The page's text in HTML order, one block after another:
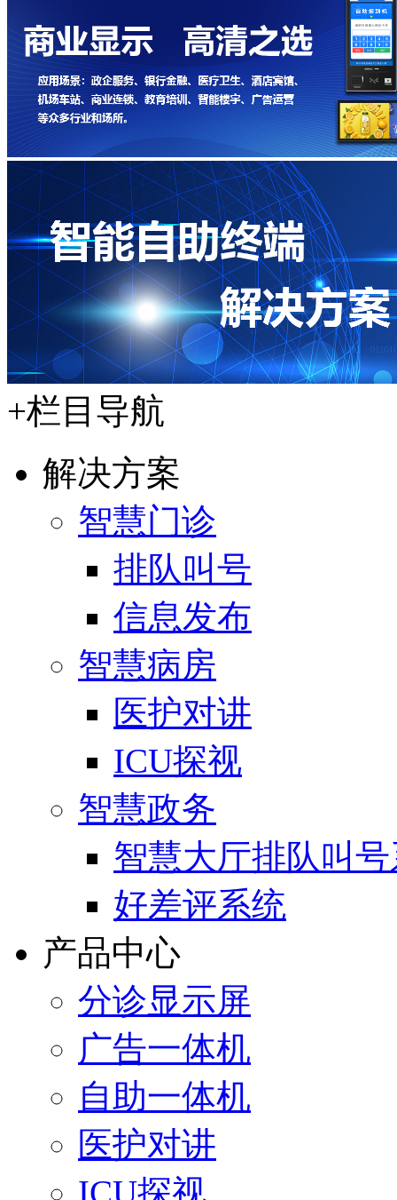
+栏目导航
解决方案
智慧门诊
排队叫号
信息发布
智慧病房
医护对讲
ICU探视
智慧政务
智慧大厅排队叫
好差评系统
产品中心
分诊显示屏
广告一体机
自助一体机
医护对讲